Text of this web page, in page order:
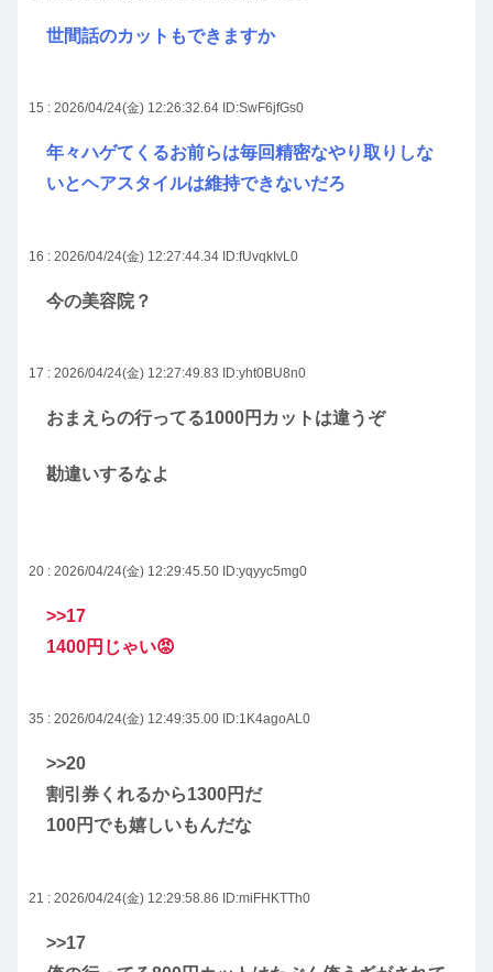
世間話のカットもできますか
15 : 2026/04/24(金) 12:26:32.64 ID:SwF6jfGs0
年々ハゲてくるお前らは毎回精密なやり取りしな
いとヘアスタイルは維持できないだろ
16 : 2026/04/24(金) 12:27:44.34 ID:fUvqkIvL0
今の美容院？
17 : 2026/04/24(金) 12:27:49.83 ID:yht0BU8n0
おまえらの行ってる1000円カットは違うぞ
勘違いするなよ
20 : 2026/04/24(金) 12:29:45.50 ID:yqyyc5mg0
>>17
1400円じゃい😡
35 : 2026/04/24(金) 12:49:35.00 ID:1K4agoAL0
>>20
割引券くれるから1300円だ
100円でも嬉しいもんだな
21 : 2026/04/24(金) 12:29:58.86 ID:miFHKTTh0
>>17